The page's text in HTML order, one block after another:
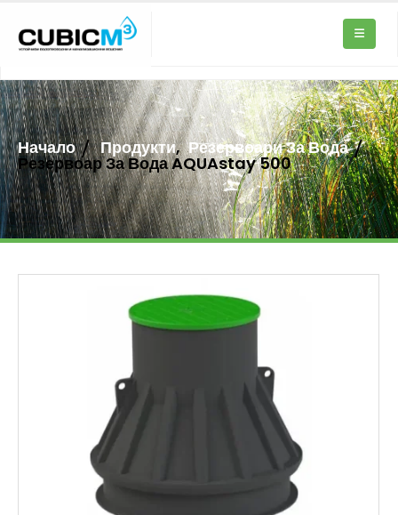
Начало Продукти, Резервоари За Вода
Резервоар За Вода AQUAstay 500